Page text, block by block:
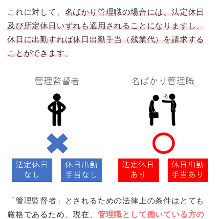
これに対して、 名ばかり管理職の場合には、法定休日
及び所定休日いずれも適用されることになりますし、
休日に出勤すれば休日出勤手当（残業代）を請求する
ことができます。
「管理監督者」とされるための法律上の条件はとても
厳格であるため、現在、 管理職として働いている方の